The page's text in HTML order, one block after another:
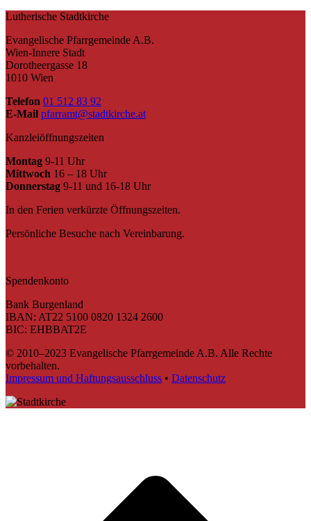
Lutherische Stadtkirche
Evangelische Pfarrgemeinde A.B.
Wien-Innere Stadt
Dorotheergasse 18
1010 Wien
Telefon 01 512 83 92
E-Mail pfarramt@stadtkirche.at
Kanzleiöffnungszeiten
Montag 9-11 Uhr
Mittwoch 16 – 18 Uhr
Donnerstag 9-11 und 16-18 Uhr
In den Ferien verkürzte Öffnungszeiten.
Persönliche Besuche nach Vereinbarung.
Spendenkonto
Bank Burgenland
IBAN: AT22 5100 0820 1324 2600
BIC: EHBBAT2E
© 2010–2023 Evangelische Pfarrgemeinde A.B. Alle Rechte
vorbehalten.
Impressum und Haftungsausschluss • Datenschutz